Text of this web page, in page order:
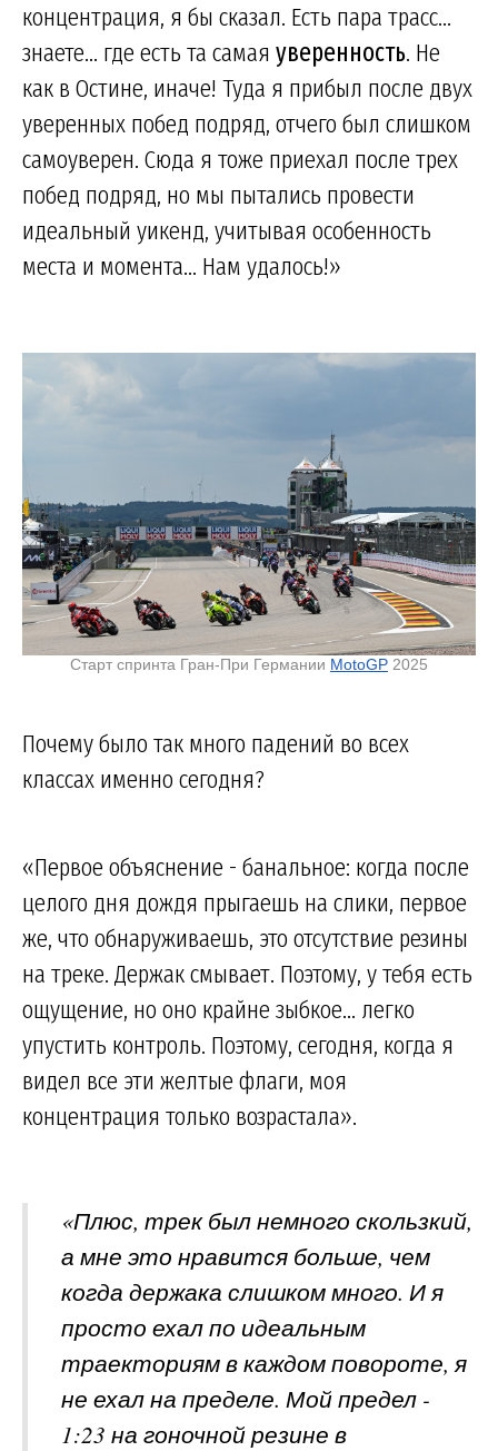
концентрация, я бы сказал. Есть пара трасс...
знаете... где есть та самая уверенность. Не
как в Остине, иначе! Туда я прибыл после двух
уверенных побед подряд, отчего был слишком
самоуверен. Сюда я тоже приехал после трех
побед подряд, но мы пытались провести
идеальный уикенд, учитывая особенность
места и момента... Нам удалось!»
Старт спринта Гран-При Германии MotoGP 2025
Почему было так много падений во всех
классах именно сегодня?
«Первое объяснение - банальное: когда после
целого дня дождя прыгаешь на слики, первое
же, что обнаруживаешь, это отсутствие резины
на треке. Держак смывает. Поэтому, у тебя есть
ощущение, но оно крайне зыбкое... легко
упустить контроль. Поэтому, сегодня, когда я
видел все эти желтые флаги, моя
концентрация только возрастала».
«Плюс, трек был немного скользкий,
а мне это нравится больше, чем
когда держака слишком много. И я
просто ехал по идеальным
траекториям в каждом повороте, я
не ехал на пределе. Мой предел -
1:23 на гоночной резине в